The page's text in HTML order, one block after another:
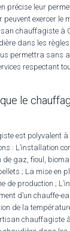
précise leur
exercer le
chauffagiste à
dans les
permettra sans
respectant
le
est polyvalent à
: L’installation
de gaz, fioul,
; La mise en
de production ;
d’un chauffe-
de la
chauffagiste